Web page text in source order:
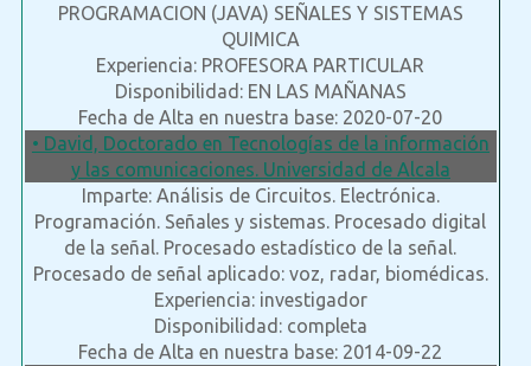
PROGRAMACION (JAVA) SEÑALES Y SISTEMAS
QUIMICA
Experiencia: PROFESORA PARTICULAR
Disponibilidad: EN LAS MAÑANAS
Fecha de Alta en nuestra base: 2020-07-20
• David, Doctorado en Tecnologías de la información
y las comunicaciones. Universidad de Alcala
Imparte: Análisis de Circuitos. Electrónica.
Programación. Señales y sistemas. Procesado digital
de la señal. Procesado estadístico de la señal.
Procesado de señal aplicado: voz, radar, biomédicas.
Experiencia: investigador
Disponibilidad: completa
Fecha de Alta en nuestra base: 2014-09-22